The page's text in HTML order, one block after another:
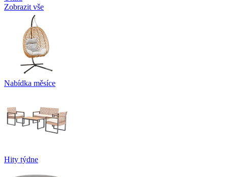
Zobrazit vše
Nabídka měsíce
Hity týdne